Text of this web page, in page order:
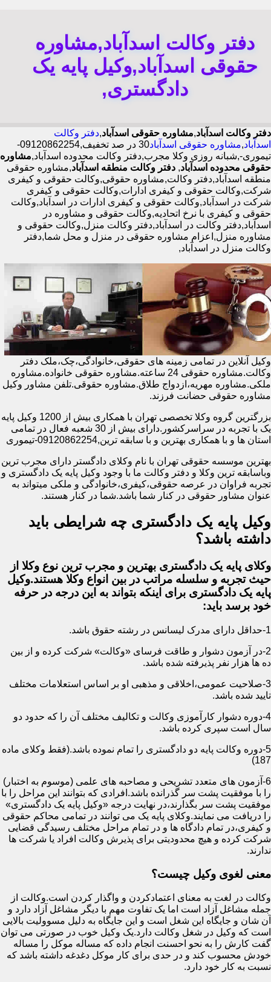
دفتر وکالت اسدآباد,مشاوره
حقوقی اسدآباد,وکیل پایه یک
دادگستری,
دفتر وکالت اسدآباد,مشاوره حقوقی اسدآباد,دفتر وکالت
اسدآباد,مشاوره حقوقی اسدآباد
30 در صد تخفیف,09120862254-
تیموری-,شبانه روزی وکلا مجرب,دفتر وکالت محدوده اسدآباد,مشاوره
حقوقی محدوده اسدآباد, دفتر وکالت منطقه اسدآباد,مشاوره حقوقی
منطقه اسدآباد,دفتر وکالت,مشاوره حقوقی,وکالت حقوقی و کیفری
شرکت,وکالت حقوقی و کیفری ادارات,وکالت حقوقی و کیفری
شرکت در اسدآباد,وکالت حقوقی و کیفری ادارات در اسدآباد,وکالت
حقوقی و کیفری با نرخ اتحادیه,وکالت حقوقی و مشاوره در
اسدآباد,دفتر وکالت در اسدآباد,دفتر وکالت منزل,وکالت حقوقی و
مشاوره منزل,اعزام مشاوره حقوقی در منزل و محل شما,دفتر
وکالت منزل در اسدآباد,
وکیل آنلاین در تمامی زمینه های حقوقی،خانوادگی،چک،ملک دفتر
وکالت.مشاوره حقوقی 24 ساعته.مشاوره حقوقی خانواده.مشاوره
ملکی.مشاوره مهریه،ازدواج طلاق.مشاوره حقوقی.تلفن مشاور وکیل
مشاوره حقوقی حضانت فرزند.
بزرگترین گروه وکلا تخصصی تهران با همکاری بیش از 1200 وکیل پایه
یک با تجربه در سراسرکشور.دارای بیش از 30 شعبه فعال در تمامی
استان ها و با همکاری بهترین و با سابقه ترین,09120862254-تیموری
بهترین موسسه حقوقی تهران با نام وکلای دادگستر دارای مجرب ترین
وباسابقه ترین وکلا و دفتر وکالت ما با وجود وکیل پایه یک دادگستری و
تجربه فراوان در عرصه حقوقی،کیفری،خانوادگی و ملکی میتواند به
عنوان مشاور حقوقی در کنار شما باشد.شما در کنار هستند.
وکیل پایه یک دادگستری چه شرایطی باید
داشته باشد؟
وکلای پایه یک دادگستری بهترین و مجرب ترین نوع وکلا از
حیث تجربه و سلسله مراتب در بین انواع وکلا هستند.وکیل
پایه یک دادگستری برای اینکه بتواند به این درجه در حرفه
خود برسد باید:
1-حداقل دارای مدرک لیسانس در رشته حقوق باشد.
2-در آزمون دشوار و طاقت فرسای «وکالت» شرکت کرده و از بین
ده ها هزار نفر پذیرفته شده باشد.
3-صلاحیت عمومی،اخلاقی و مذهبی او بر اساس استعلامات مختلف
تایید شده باشد.
4-دوره دشوار کارآموزی وکالت و تکالیف مختلف آن را که حدود دو
سال است سپری کرده باشد.
5-دوره وکالت پایه دو دادگستری را تمام نموده باشد.(فقط وکلای ماده
187)
6-آزمون های متعدد تشریحی و مصاحبه های علمی (موسوم به اختبار)
را با موفقیت پشت سر گذرانده باشد.افرادی که بتوانند این مراحل را با
موفقیت پشت سر بگذارند،در نهایت درجه «وکیل پایه یک دادگستری»
را دریافت می نمایند.وکلای پایه یک می توانند در تمامی محاکم حقوقی
و کیفری،در تمام دادگاه ها و در تمام مراحل مختلف رسیدگی قضایی
شرکت کرده و هیچ محدودیتی برای پذیرش وکالت افراد یا شرکت ها
ندارند.
معنی لغوی وکیل چیست؟
وکالت در لغت به معنای اعتمادکردن و واگذار کردن است.وکالت از
جمله مشاغل آزاد است اما یک تفاوت مهم با دیگر مشاغل آزاد دارد و
آن شان و جایگاه این شغل است و این جایگاه به دلیل مسوولیت بالایی
است که وکیل در شغل وکالت دارد.یک وکیل خوب در صورتی می توان
گفت کارش را به نحو احسنت انجام داده که مساله موکل را مساله
خودش محسوب کند و در حدی برای کار موکل دغدغه داشته باشد که
نسبت به کار خود دارد.